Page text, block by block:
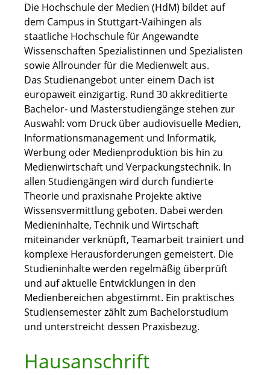
Die Hochschule der Medien (HdM) bildet auf
dem Campus in Stuttgart-Vaihingen als
staatliche Hochschule für Angewandte
Wissenschaften Spezialistinnen und Spezialisten
sowie Allrounder für die Medienwelt aus.
Das Studienangebot unter einem Dach ist
europaweit einzigartig. Rund 30 akkreditierte
Bachelor- und Masterstudiengänge stehen zur
Auswahl: vom Druck über audiovisuelle Medien,
Informationsmanagement und Informatik,
Werbung oder Medienproduktion bis hin zu
Medienwirtschaft und Verpackungstechnik. In
allen Studiengängen wird durch fundierte
Theorie und praxisnahe Projekte aktive
Wissensvermittlung geboten. Dabei werden
Medieninhalte, Technik und Wirtschaft
miteinander verknüpft, Teamarbeit trainiert und
komplexe Herausforderungen gemeistert. Die
Studieninhalte werden regelmäßig überprüft
und auf aktuelle Entwicklungen in den
Medienbereichen abgestimmt. Ein praktisches
Studiensemester zählt zum Bachelorstudium
und unterstreicht dessen Praxisbezug.
Hausanschrift